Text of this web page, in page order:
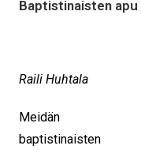
Baptistinaisten
Raili Huhtala
Meidän
baptistinaisten